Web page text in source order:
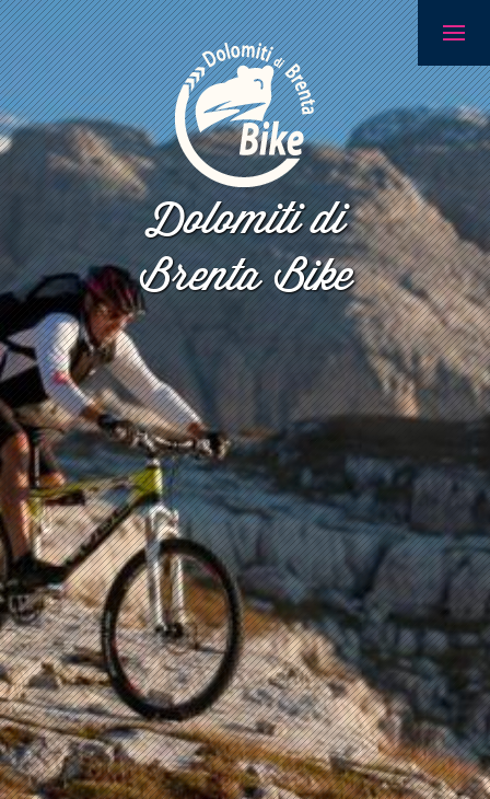
Dolomiti di
Brenta Bike